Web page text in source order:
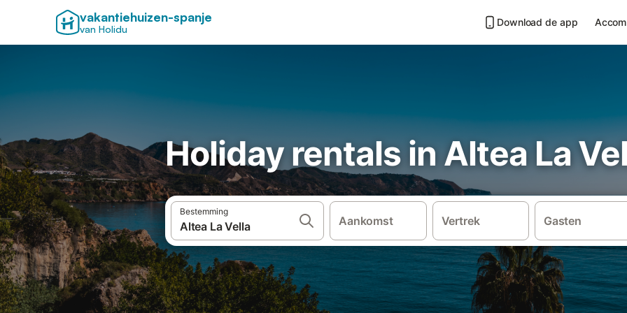
vakantiehuizen-spanje
van Holidu
Download de app
Holiday rentals in Altea La
Bestemming
Aankomst Vertrek Gasten